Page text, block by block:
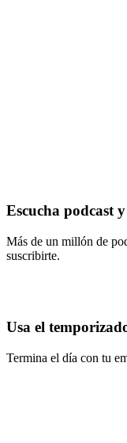
Escucha podcast
Más de un millón de
suscribirte.
Usa el
Termina el día con tu